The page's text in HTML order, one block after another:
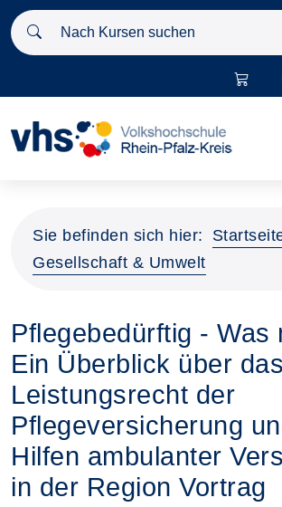
Nach Kursen suchen
Sie befinden sich hier:
Gesellschaft & Umwelt
Pflegebedürftig - Was
Ein Überblick über das
Leistungsrecht der
Pflegeversicherung
Hilfen ambulanter
in der Region Vortrag